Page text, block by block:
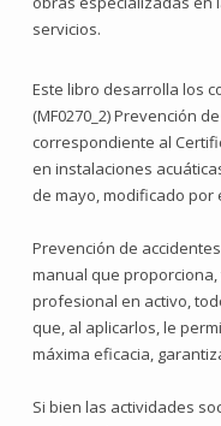
servicios.
Este libro desarrolla los
(MF0270_2) Prevención
correspondiente al
en instalaciones
de mayo, modificado por
Prevención de
manual que
profesional en activo,
que, al aplicarlos, le
máxima eficacia,
Si bien las actividades